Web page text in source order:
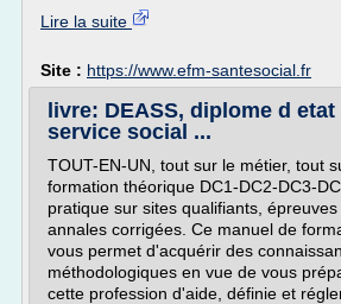
Lire la suite
Site : https://www.efm-santesocial.fr
livre: DEASS, diplome d
service social ...
TOUT-EN-UN, tout sur le métier, tout
formation théorique DC1-DC2-DC3-
pratique sur sites qualifiants, épreuves
annales corrigées. Ce manuel de
vous permet d'acquérir des
méthodologiques en vue de vous
cette profession d'aide, définie et